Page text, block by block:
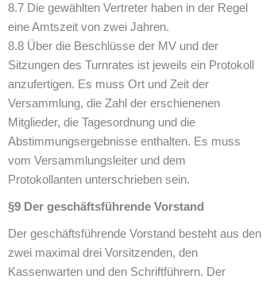
8.7 Die gewählten Vertreter haben in der Regel
eine Amtszeit von zwei Jahren.
8.8 Über die Beschlüsse der MV und der
Sitzungen des Turnrates ist jeweils ein Protokoll
anzufertigen. Es muss Ort und Zeit der
Versammlung, die Zahl der erschienenen
Mitglieder, die Tagesordnung und die
Abstimmungsergebnisse enthalten. Es muss
vom Versammlungsleiter und dem
Protokollanten unterschrieben sein.
§9 Der geschäftsführende Vorstand
Der geschäftsführende Vorstand besteht aus den
zwei maximal drei Vorsitzenden, den
Kassenwarten und den Schriftführern. Der